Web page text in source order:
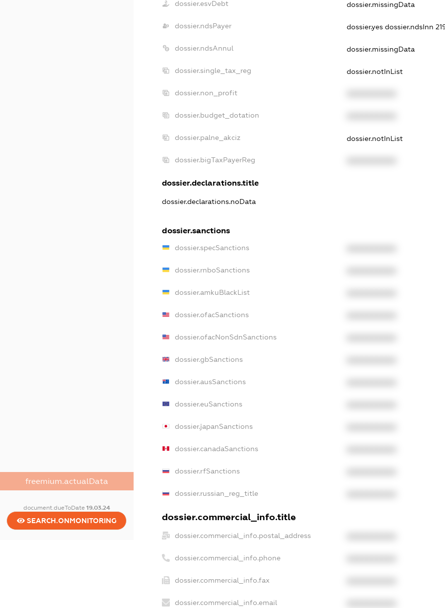
freemium.actualData
document.dueToDate 19.03.24
SEARCH.ONMONITORING
dossier.esvDebt dossier.missingData
dossier.ndsPayer dossier.yes dossier.ndsInn
dossier.ndsAnnul dossier.missingData
dossier.single_tax_reg dossier.notInList
dossier.non_profit
dossier.budget_dotation
dossier.palne_akciz dossier.notInList
dossier.bigTaxPayerReg
dossier.declarations.title
dossier.declarations.noData
dossier.sanctions
dossier.specSanctions
dossier.rnboSanctions
dossier.amkuBlackList
dossier.ofacSanctions
dossier.ofacNonSdnSanctions
dossier.gbSanctions
dossier.ausSanctions
dossier.euSanctions
dossier.japanSanctions
dossier.canadaSanctions
dossier.rfSanctions
dossier.russian_reg_title
dossier.commercial_info.title
dossier.commercial_info.postal_address
dossier.commercial_info.phone
dossier.commercial_info.fax
dossier.commercial_info.email